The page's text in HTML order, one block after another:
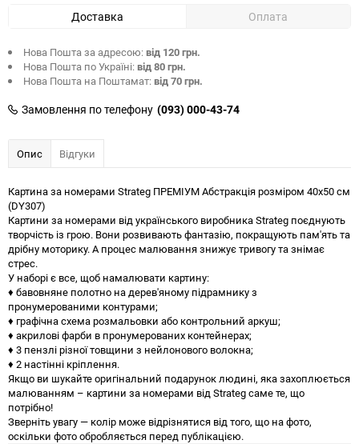
Доставка Оплата
Нова Пошта за адресою:від 120 грн.
Нова Пошта по Україні:від 80 грн.
Нова Пошта на Поштамат:від 70 грн.
Замовлення по телефону (093) 000-43-74
Опис Відгуки
Картина за номерами Strateg ПРЕМІУМ Абстракція розміром 40х50 см
(DY307)
Картини за номерами від українського виробника Strateg поєднують
творчість із грою. Вони розвивають фантазію, покращують пам'ять та
дрібну моторику. А процес малювання знижує тривогу та знімає
стрес.
У наборі є все, щоб намалювати картину:
♦ бавовняне полотно на дерев'яному підрамнику з
пронумерованими контурами;
♦ графічна схема розмальовки або контрольний аркуш;
♦ акрилові фарби в пронумерованих контейнерах;
♦ 3 пензлі різної товщини з нейлонового волокна;
♦ 2 настінні кріплення.
Якщо ви шукайте оригінальний подарунок людині, яка захоплюється
малюванням – картини за номерами від Strateg саме те, що
потрібно!
Зверніть увагу — колір може відрізнятися від того, що на фото,
оскільки фото обробляється перед публікацією.